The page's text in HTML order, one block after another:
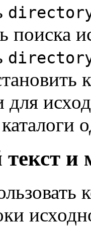
поиска
для
текст